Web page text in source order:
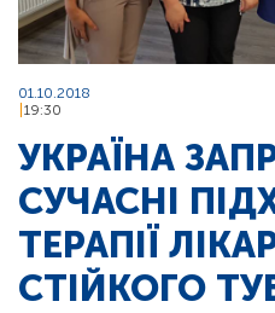
01.10.2018
19:30
УКРАЇНА
СУЧАСНІ
ТЕРАПІЇ
СТІЙКОГО